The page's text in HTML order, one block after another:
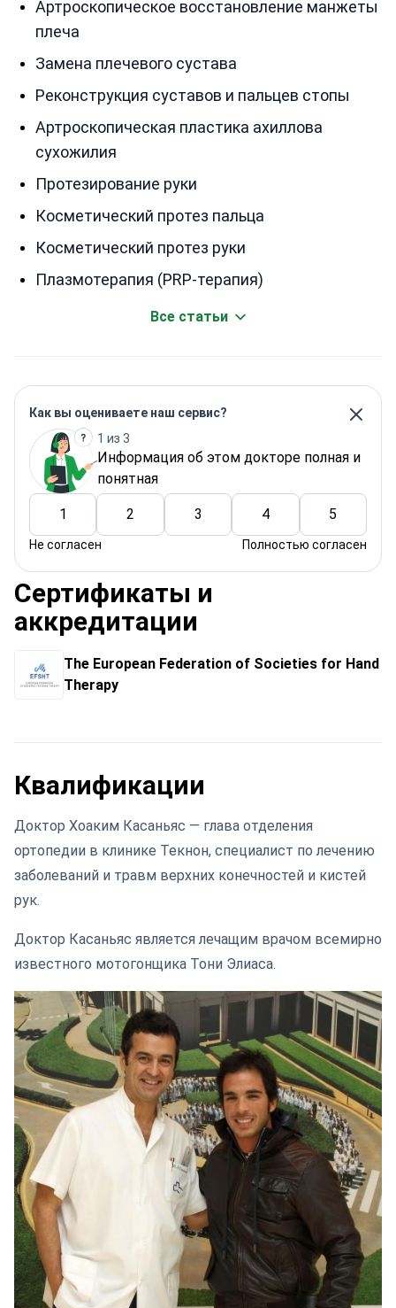
Артроскопическое восстановление манжеты
плеча
Замена плечевого сустава
Реконструкция суставов и пальцев стопы
Артроскопическая пластика ахиллова
сухожилия
Протезирование руки
Косметический протез пальца
Косметический протез руки
Плазмотерапия (PRP-терапия)
Все статьи
Как вы оцениваете наш сервис?
1 из 3
Информация об этом докторе полная и
понятная
1 2 3 4 5
Не согласен Полностью согласен
Сертификаты и
аккредитации
The European Federation of Societies for Hand
Therapy
Квалификации
Доктор Хоаким Касаньяс — глава отделения
ортопедии в клинике Текнон, специалист по лечению
заболеваний и травм верхних конечностей и кистей
рук.
Доктор Касаньяс является лечащим врачом всемирно
известного мотогонщика Тони Элиаса.